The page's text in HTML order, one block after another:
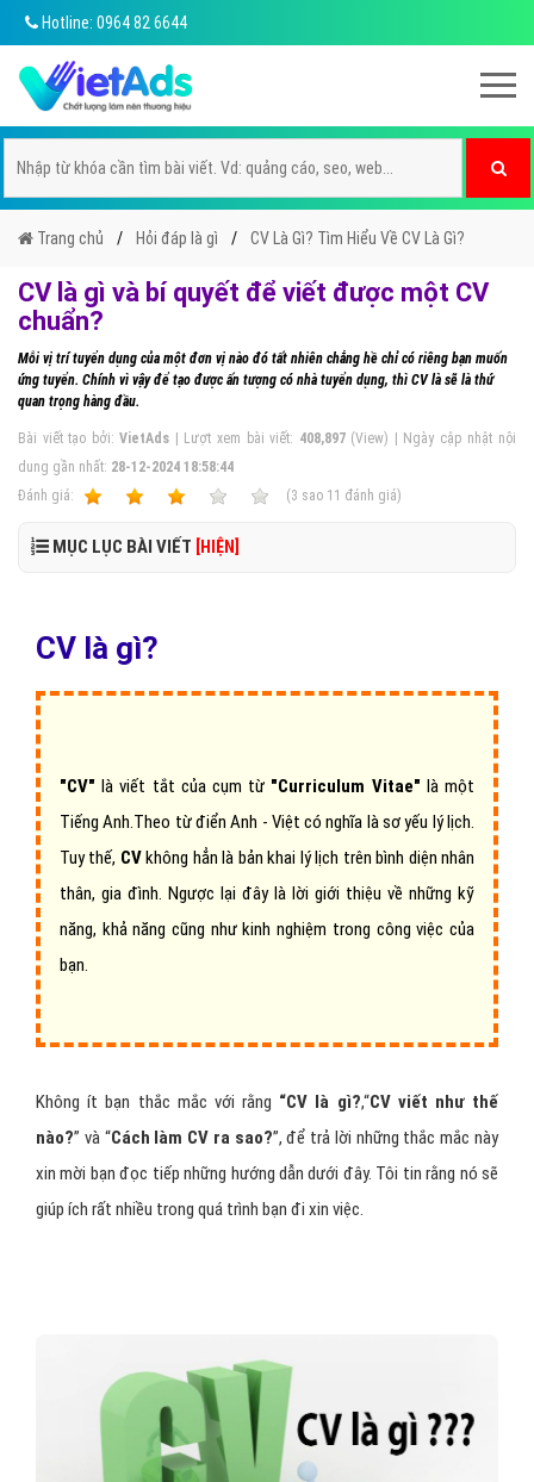
Hotline: 0964 82 6644
Trang chủ Hỏi đáp là gì CV Là Gì? Tìm Hiểu Về CV Là Gì?
CV là gì và bí quyết để viết được một CV
chuẩn?
Mỗi vị trí tuyển dụng của một đơn vị nào đó tất nhiên chẳng hề chỉ có riêng bạn muốn
ứng tuyển. Chính vì vậy để tạo được ấn tượng có nhà tuyển dụng, thì CV là sẽ là thứ
quan trọng hàng đầu.
Bài viết tạo bởi:VietAds | Lượt xem bài viết: 408,897(View) | Ngày cập nhật nội
dung gần nhất: 28-12-2024 18:58:44
Ðánh giá:
(3 sao 11 đánh giá)
MỤC LỤC BÀI VIẾT [HIỆN]
CV là gì?
"CV" là viết tắt của cụm từ "Curriculum Vitae"là một
Tiếng Anh.Theo từ điển Anh - Việt có nghĩa là sơ yếu lý lịch.
Tuy thế, CVkhông hẳn là bản khai lý lịch trên bình diện nhân
thân, gia đình. Ngược lại đây là lời giới thiệu về những kỹ
năng, khả năng cũng như kinh nghiệm trong công việc của
bạn.
Không ít bạn thắc mắc với rằng “CV là gì?,“CV viết như thế
nào?” và “Cách làm CV ra sao?”, để trả lời những thắc mắc này
xin mời bạn đọc tiếp những hướng dẫn dưới đây. Tôi tin rằng nó sẽ
giúp ích rất nhiều trong quá trình bạn đi xin việc.